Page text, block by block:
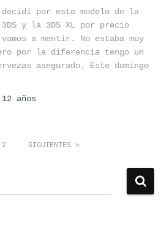
por este modelo de la
y la 3DS XL por precio
a mentir. No estaba muy
por la diferencia tengo un
asegurado. Este domingo
12 años
2 SIGUIENTES